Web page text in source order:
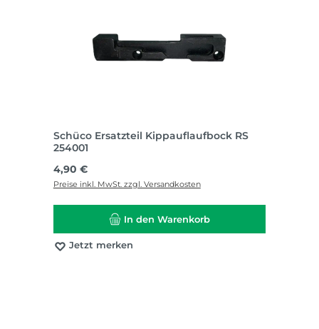
Schüco Ersatzteil Kippauflaufbock RS
254001
Regulärer Preis:
4,90 €
Preise inkl. MwSt. zzgl. Versandkosten
In den Warenkorb
Jetzt merken